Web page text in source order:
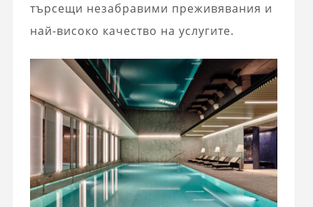
търсещи незабравими преживявания и
най-високо качество на услугите.